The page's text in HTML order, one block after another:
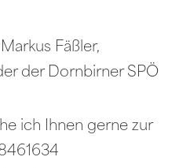
Fäßler,
der Dornbirner SPÖ
ich Ihnen gerne zur